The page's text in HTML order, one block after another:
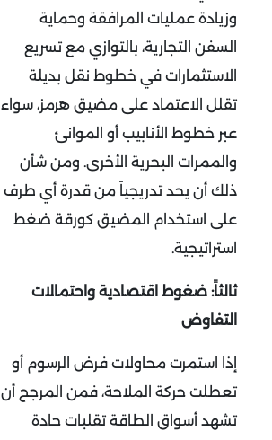
وزيادة عمليات المرافقة وحماية
السفن التجارية، بالتوازي مع تسريع
الاستثمارات في خطوط نقل بديلة
تقلل الاعتماد على مضيق هرمز، سواء
عبر خطوط الأنابيب أو الموانئ
والممرات البحرية الأخرى. ومن شأن
ذلك أن يحد تدريجياً من قدرة أي طرف
على استخدام المضيق كورقة ضغط
استراتيجية.
ثالثاً: ضغوط اقتصادية واحتمالات
التفاوض
إذا استمرت محاولات فرض الرسوم أو
تعطلت حركة الملاحة، فمن المرجح أن
تشهد أسواق الطاقة تقلبات حادة